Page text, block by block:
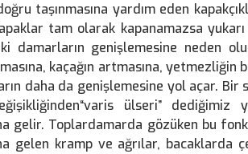
taşınmasına yardım eden
tam olarak kapanamazsa
damarların genişlemesine neden
kaçağın artmasına, yetmezliğin
daha da genişlemesine yol açar. Bir
ülseri”
gelir. Toplardamarda gözüken bu
gelen kramp ve ağrılar,